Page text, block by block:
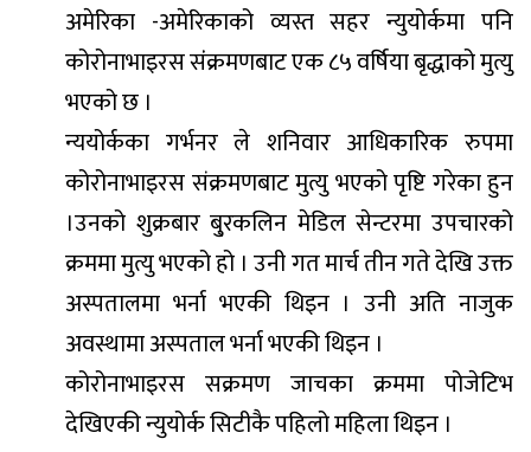
अमेरिका -अमेरिकाको व्यस्त सहर न्युयोर्कमा पनि
कोरोनाभाइरस संंक्रमणबाट एक ८५ वर्षिया बृद्धाको मुत्यु
भएको छ ।
न्ययोर्कका गर्भनर ले शनिवार आधिकारिक रुपमा
कोरोनाभाइरस संक्रमणबाट मुत्यु भएको पृष्टि गरेका हुन
।उनको शुक्रबार बु्रकलिन मेडिल सेन्टरमा उपचारको
क्रममा मुत्यु भएको हो । उनी गत मार्च तीन गते देखि उक्त
अस्पतालमा भर्ना भएकी थिइन । उनी अति नाजुक
अवस्थामा अस्पताल भर्ना भएकी थिइन ।
कोरोनाभाइरस सक्रमण जाचका क्रममा पोजेटिभ
देखिएकी न्युयोर्क सिटीकै पहिलो महिला थिइन ।